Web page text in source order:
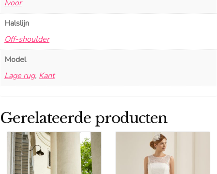
Ivoor
Halslijn
Off-shoulder
Model
Lage rug, Kant
Gerelateerde producten